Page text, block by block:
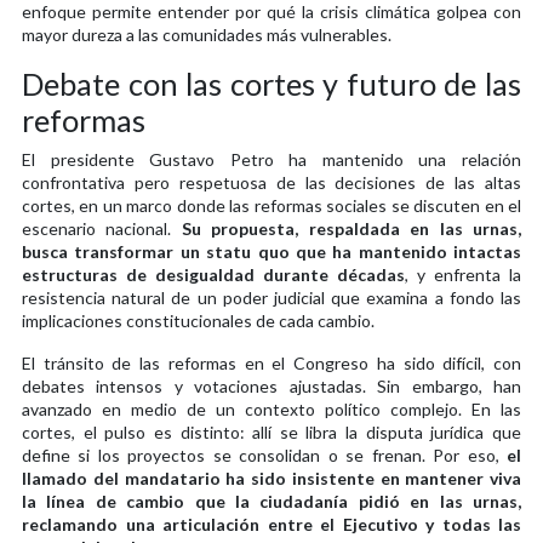
enfoque permite entender por qué la crisis climática golpea con
mayor dureza a las comunidades más vulnerables.
Debate con las cortes y futuro de las
reformas
El presidente Gustavo Petro ha mantenido una relación
confrontativa pero respetuosa de las decisiones de las altas
cortes, en un marco donde las reformas sociales se discuten en el
escenario nacional. Su propuesta, respaldada en las urnas,
busca transformar un statu quo que ha mantenido intactas
estructuras de desigualdad durante décadas, y enfrenta la
resistencia natural de un poder judicial que examina a fondo las
implicaciones constitucionales de cada cambio.
El tránsito de las reformas en el Congreso ha sido difícil, con
debates intensos y votaciones ajustadas. Sin embargo, han
avanzado en medio de un contexto político complejo. En las
cortes, el pulso es distinto: allí se libra la disputa jurídica que
define si los proyectos se consolidan o se frenan. Por eso, el
llamado del mandatario ha sido insistente en mantener viva
la línea de cambio que la ciudadanía pidió en las urnas,
reclamando una articulación entre el Ejecutivo y todas las